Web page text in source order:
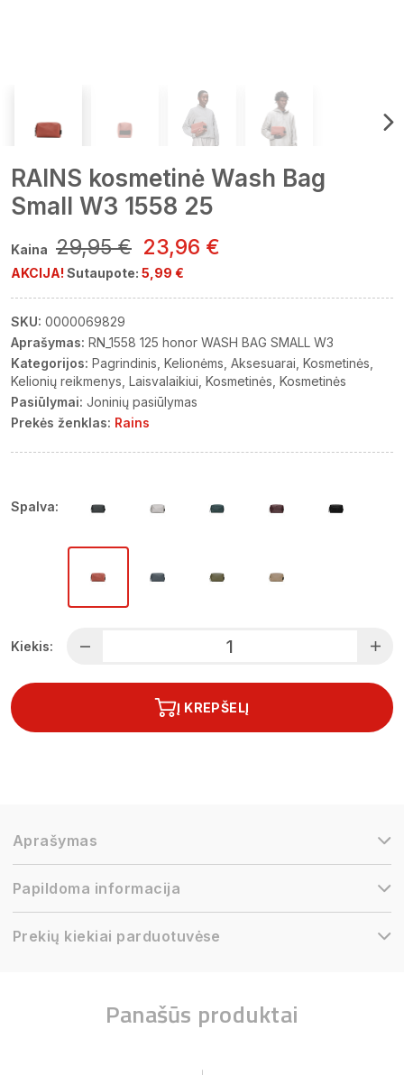
RAINS kosmetinė Wash Bag
Small W3 1558 25
Kaina 29,95 € 23,96 €
AKCIJA! Sutaupote: 5,99 €
SKU: 0000069829
Aprašymas: RN_1558 125 honor WASH BAG SMALL W3
Kategorijos: Pagrindinis Kelionėms Aksesuarai Kosmetinės
Kelionių reikmenys Laisvalaikiui Kosmetinės Kosmetinės
Pasiūlymai: Joninių pasiūlymas
Prekės ženklas: Rains
Spalva:
Kiekis:
Į KREPŠELĮ
Aprašymas
Papildoma informacija
Prekių kiekiai parduotuvėse
Panašūs produktai